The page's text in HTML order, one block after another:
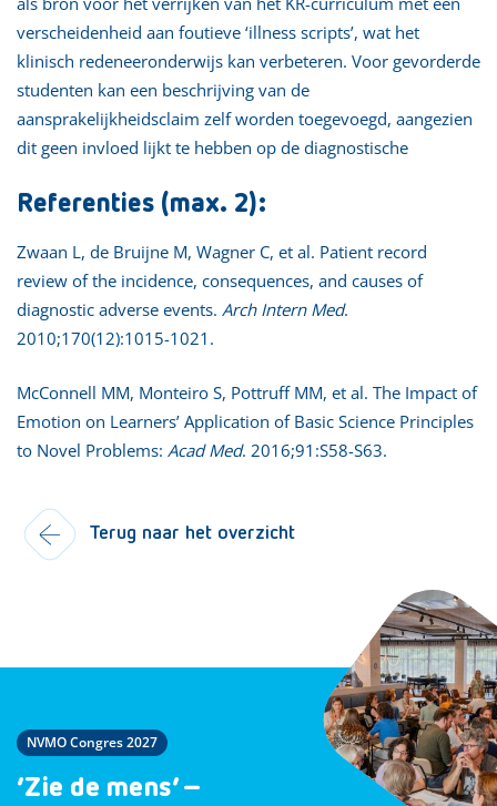
verscheidenheid aan foutieve ‘illness scripts’, wat het
klinisch redeneeronderwijs kan verbeteren. Voor gevorderde
studenten kan een beschrijving van de
aansprakelijkheidsclaim zelf worden toegevoegd, aangezien
dit geen invloed lijkt te hebben op de diagnostische
Referenties (max. 2):
Zwaan L, de Bruijne M, Wagner C, et al. Patient record
review of the incidence, consequences, and causes of
diagnostic adverse events. Arch Intern Med.
2010;170(12):1015-1021.
McConnell MM, Monteiro S, Pottruff MM, et al. The Impact of
Emotion on Learners’ Application of Basic Science Principles
to Novel Problems: Acad Med. 2016;91:S58-S63.
Terug naar het overzicht
NVMO Congres 2027
‘Zie de mens’ –